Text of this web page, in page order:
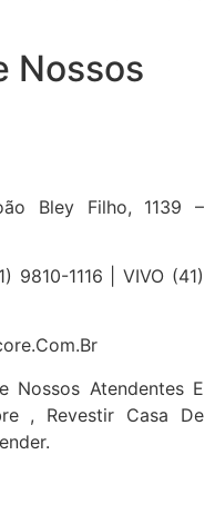
Nossos
Bley Filho, 1139 –
9810-1116 | VIVO (41)
Nossos Atendentes E
, Revestir Casa De